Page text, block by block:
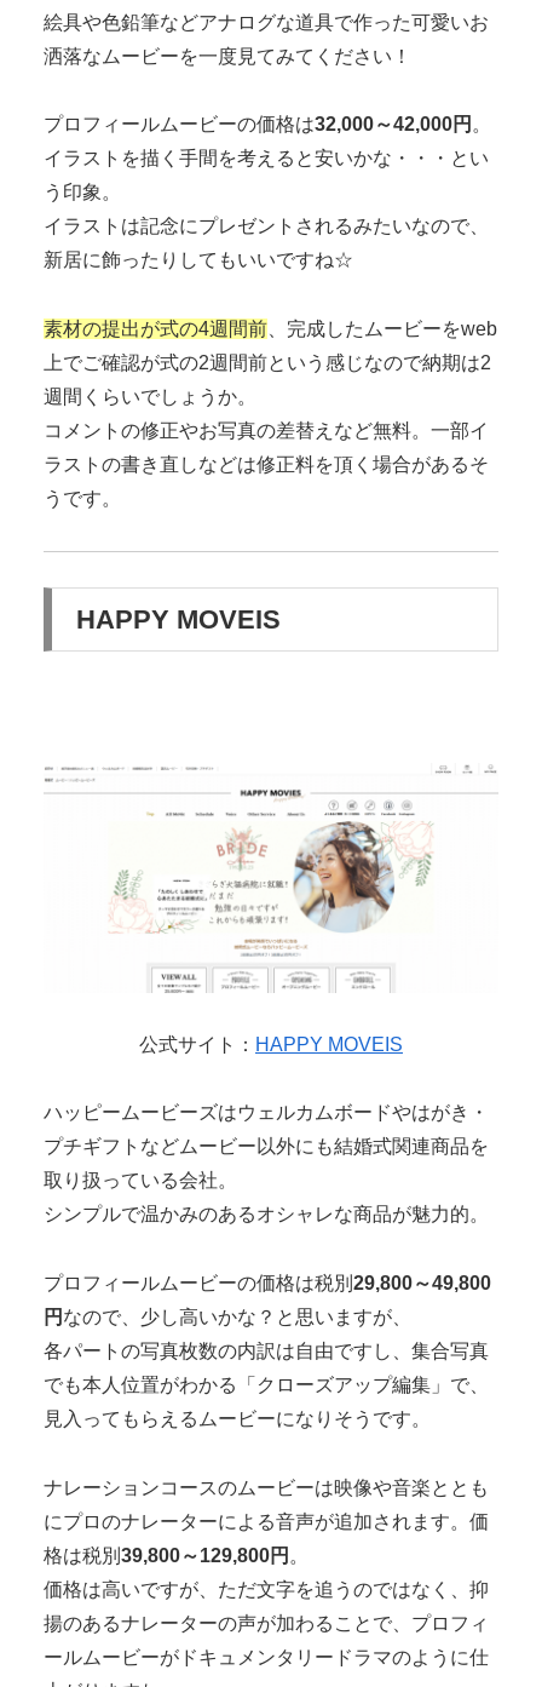
絵具や色鉛筆などアナログな道具で作った可愛いお
洒落なムービーを一度見てみてください！
プロフィールムービーの価格は32,000～42,000円 。
イラストを描く手間を考えると安いかな・・・とい
う印象。
イラストは記念にプレゼントされるみたいなので、
新居に飾ったりしてもいいですね☆
素材の提出が式の4週間前 、完成したムービーをweb
上でご確認が式の2週間前という感じなので納期は2
週間 くらいでしょうか。
コメントの修正やお写真の差替えなど無料。一部イ
ラストの書き直しなどは修正料を頂く場合があるそ
うです。
HAPPY MOVEIS
公式サイト： HAPPY MOVEIS
ハッピームービーズはウェルカムボードやはがき・
プチギフトなどムービー以外にも結婚式関連商品を
取り扱っている会社。
シンプルで温かみのあるオシャレな商品が魅力的。
プロフィールムービーの価格は税別29,800～49,800
円 なので、 少し高いかな？と思いますが、
各パートの写真枚数の内訳は自由ですし、集合写真
でも本人位置がわかる「クローズアップ編集」で、
見入ってもらえるムービーになりそうです。
ナレーションコースのムービーは映像や音楽ととも
にプロのナレーターによる音声が追加されます。価
格は税別39,800～129,800円 。
価格は高いですが、ただ文字を追うのではなく、抑
揚のあるナレーターの声が加わることで、プロフィ
ールムービーがドキュメンタリードラマのように仕